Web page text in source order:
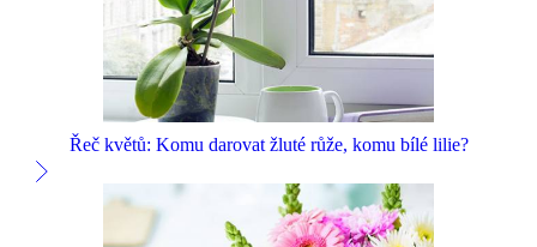
Řeč květů: Komu darovat žluté růže, komu bílé lilie?